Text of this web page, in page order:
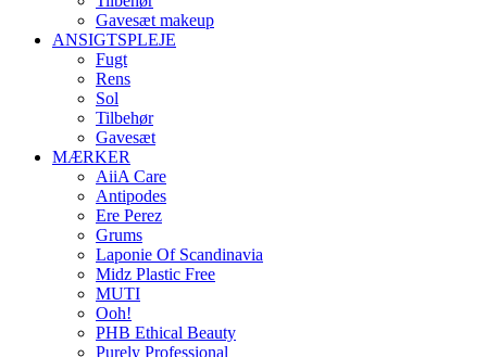
Gavesæt makeup
ANSIGTSPLEJE
Fugt
Rens
Sol
Tilbehør
Gavesæt
MÆRKER
AiiA Care
Antipodes
Ere Perez
Grums
Laponie Of Scandinavia
Midz Plastic Free
MUTI
Ooh!
PHB Ethical Beauty
Purely Professional